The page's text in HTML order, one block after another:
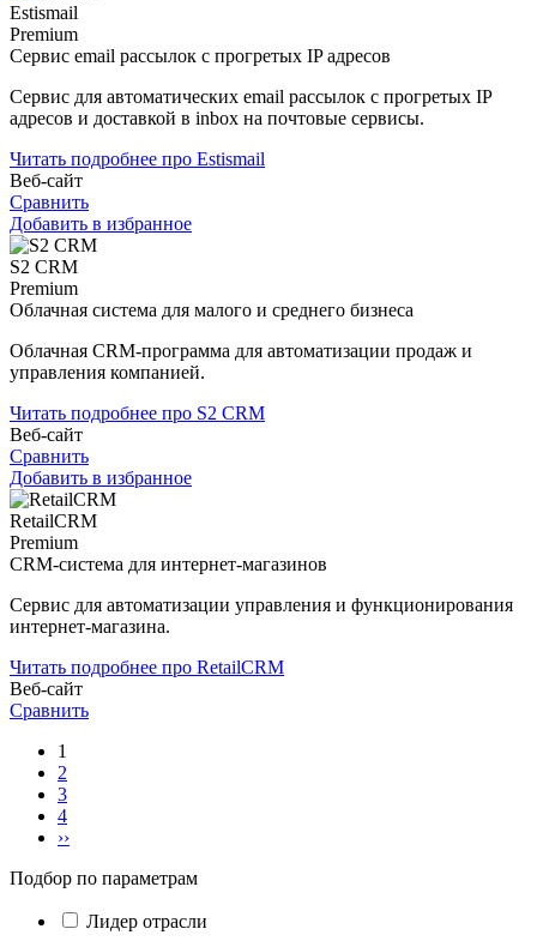
Estismail
Premium
Сервис email рассылок с прогретых IP адресов
Сервис для автоматических email рассылок с прогретых IP
адресов и доставкой в inbox на почтовые сервисы.
Читать подробнее про Estismail
Веб-сайт
Сравнить
Добавить в избранное
S2 CRM
Premium
Облачная система для малого и среднего бизнеса
Облачная CRM-программа для автоматизации продаж и
управления компанией.
Читать подробнее про S2 CRM
Веб-сайт
Сравнить
Добавить в избранное
RetailCRM
Premium
CRM-система для интернет-магазинов
Сервис для автоматизации управления и функционирования
интернет-магазина.
Читать подробнее про RetailCRM
Веб-сайт
Сравнить
1
2
3
4
››
Подбор по параметрам
Лидер отрасли